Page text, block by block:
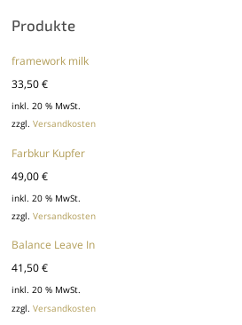
Produkte
framework milk
33,50€
inkl. 20 % MwSt.
zzgl.Versandkosten
Farbkur Kupfer
49,00€
inkl. 20 % MwSt.
zzgl.Versandkosten
Balance Leave In
41,50€
inkl. 20 % MwSt.
zzgl.Versandkosten